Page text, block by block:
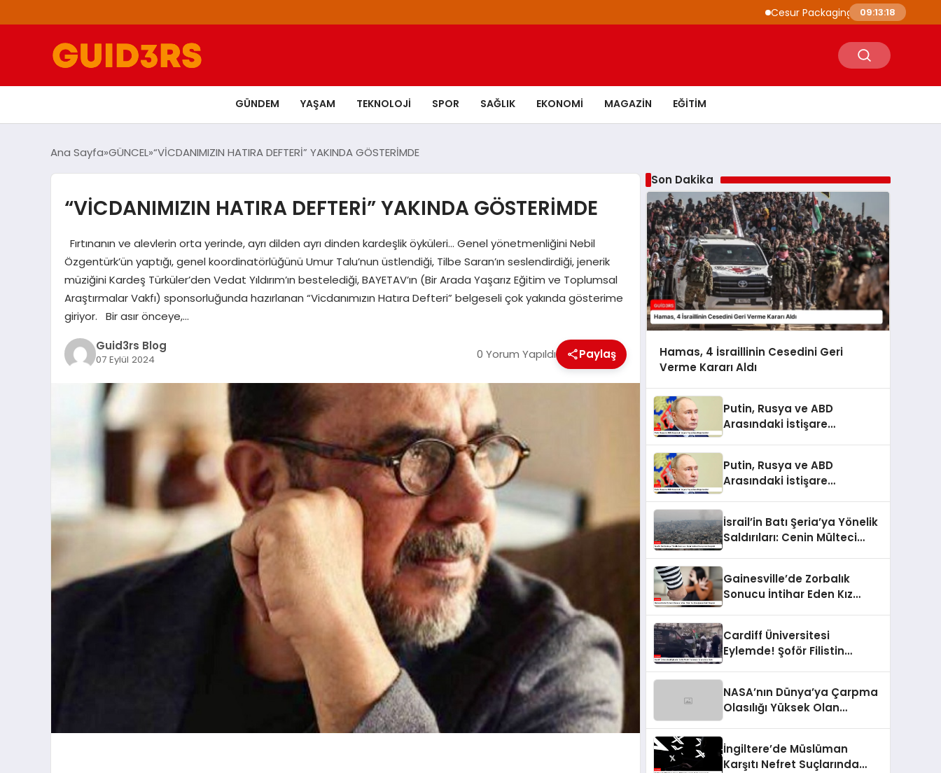
Cesur Packaging, Mısır’daki Üretim
09:13:19
GÜNDEM YAŞAM TEKNOLOJI SPOR SAĞLIK EKONOMI MAGAZIN EĞITIM
Ana Sayfa GÜNCEL “VİCDANIMIZIN HATIRA DEFTERİ” YAKINDA GÖSTERİMDE
“VİCDANIMIZIN HATIRA DEFTERİ” YAKINDA GÖSTERİMDE
Fırtınanın ve alevlerin orta yerinde, ayrı dilden ayrı dinden kardeşlik öyküleri… Genel yönetmenliğini Nebil
Özgentürk’ün yaptığı, genel koordinatörlüğünü Umur Talu’nun üstlendiği, Tilbe Saran’ın seslendirdiği, jenerik
müziğini Kardeş Türküler’den Vedat Yıldırım’ın bestelediği, BAYETAV’ın (Bir Arada Yaşarız Eğitim ve Toplumsal
Araştırmalar Vakfı) sponsorluğunda hazırlanan “Vicdanımızın Hatıra Defteri” belgeseli çok yakında gösterime
giriyor. Bir asır önceye,…
Guid3rs Blog
07 Eylül 2024 0 Yorum Yapıldı Paylaş
Son Dakika
Hamas, 4 İsraillinin Cesedini Geri
Verme Kararı Aldı
Putin, Rusya ve ABD
Arasındaki İstişare
Putin, Rusya ve ABD
Arasındaki İstişare
İsrail’in Batı Şeria’ya Yönelik
Saldırıları: Cenin Mülteci
Gainesville’de Zorbalık
Sonucu İntihar Eden Kız
Cardiff Üniversitesi
Eylemde! Şoför Filistin
NASA’nın Dünya’ya Çarpma
Olasılığı Yüksek Olan
İngiltere’de Müslüman
Karşıtı Nefret Suçlarında